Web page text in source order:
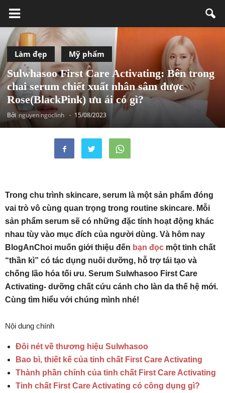
Làm đẹp Mỹ phẩm
Sulwhasoo First Care Activating: Bên trong
chai serum chiết xuất nhân sâm được
Rose(BlackPink) ưu ái có gì?
Bởi nguyen ngoclinh - 15/08/2023
Trong chu trình skincare, serum là một sản phẩm đóng
vai trò vô cùng quan trọng trong routine skincare. Mỗi
sản phẩm serum sẽ có những đặc tính hoạt động khác
nhau tùy vào mục đích của người dùng. Và hôm nay
BlogAnChoi muốn giới thiệu đến bạn đọc một tinh chất
“thần kì” có tác dụng nuôi dưỡng, hỗ trợ tái tạo và
chống lão hóa tối ưu. Serum Sulwhasoo First Care
Activating- dưỡng chất cứu cánh cho làn da thế hệ mới.
Cùng tìm hiểu với chúng mình nhé!
Nội dung chính
Đôi nét về thương hiệu Sulwhasoo
Bao bì, thiết kế của tinh chất First Care Activating
Thành phần chính của tinh chất First Care Activating
Tinh chất First Care Activating có công dụng gì?